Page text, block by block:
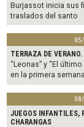
Burjassot inicia sus
traslados del santo
TERRAZA DE
“Leonas” y “El
en la primera
JUEGOS INFANTILES,
CHARANGAS